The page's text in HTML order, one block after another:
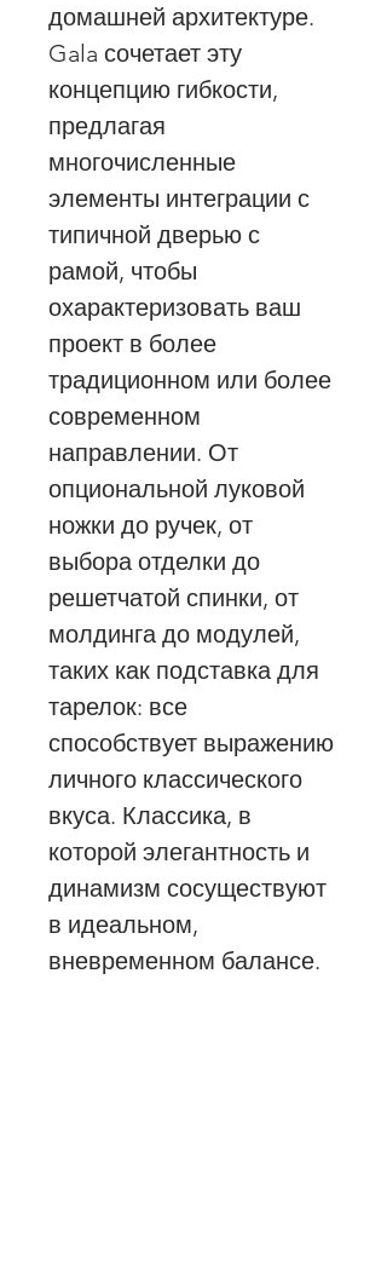
домашней архитектуре.
Gala сочетает эту
концепцию гибкости,
предлагая
многочисленные
элементы интеграции с
типичной дверью с
рамой, чтобы
охарактеризовать ваш
проект в более
традиционном или более
современном
направлении. От
опциональной луковой
ножки до ручек, от
выбора отделки до
решетчатой ​​спинки, от
молдинга до модулей,
таких как подставка для
тарелок: все
способствует выражению
личного классического
вкуса. Классика, в
которой элегантность и
динамизм сосуществуют
в идеальном,
вневременном балансе.